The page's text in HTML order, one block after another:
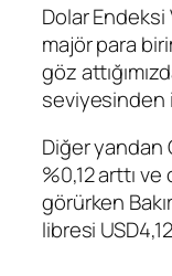
Dolar Endeksi
majör para
göz
seviyesinden
Diğer yandan
%0,12 arttı
görürken Bakır
libresi